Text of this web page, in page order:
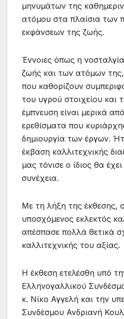
μηνυμάτων της
ατόμου στα πλαίσια των
εκφάνσεων της ζωής.
Έννοιες όπως η
ζωής και των ατόμων
που καθορίζουν
του υγρού στοιχείου και
έμπνευση είναι μερικά
ερεθίσματα που
δημιουργία των έργων.
έκβαση καλλιτεχνικής
μας τόνισε ο ίδιος θα
συνέχεια.
Με τη λήξη της έκθεσης,
υποσχόμενος εκλεκτός
απέσπασε πολλά θετικά
καλλιτεχνικής του αξίας.
Η έκθεση ετελέσθη υπό
Ελληνογαλλικού
κ. Νίκο Αγγελή και την
Συνδέσμου Ανδριανή